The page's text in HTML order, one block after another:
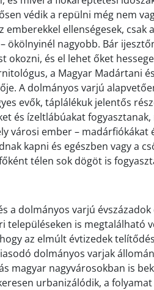
védik a repülni még nem
emberekkel ellenségesek, csak
ökölnyinél nagyobb. Bár
okozni, és el lehet őket
a Magyar Madártani és
A dolmányos varjú
evők, táplálékuk jelentős
és ízeltlábúakat fogyasztanak,
városi ember – madárfiókákat
kapni és egészben vagy a
télen sok dögöt is
a dolmányos varjú
településeken is megtalálható
az elmúlt évtizedek
dolmányos varjak
magyar nagyvárosokban is
urbanizálódik, a